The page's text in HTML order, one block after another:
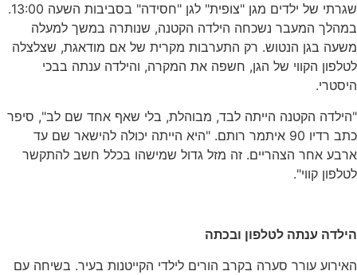
שגרתי של ילדים מגן "צופית" לגן "חסידה" בסביבות השעה 13:00.
במהלך המעבר נשכחה הילדה הקטנה, שנותרה במשך למעלה
משעה בגן הנטוש. רק התערבות מקרית של אם מודאגת, שצלצלה
לטלפון הקווי של הגן, חשפה את המקרה, והילדה ענתה בבכי
היסטרי.
"הילדה הקטנה הייתה לבד, מבוהלת, בלי שאף אחד שם לב", סיפר
כתב רדיו 90 איתמר רותם. "היא הייתה יכולה להישאר שם עד
ארבע אחר הצהריים. זה מזל גדול שמישהו בכלל חשב להתקשר
לטלפון קווי".
הילדה ענתה לטלפון ובכתה
האירוע עורר סערה בקרב הורים לילדי הקייטנות בעיר. בשיחה עם